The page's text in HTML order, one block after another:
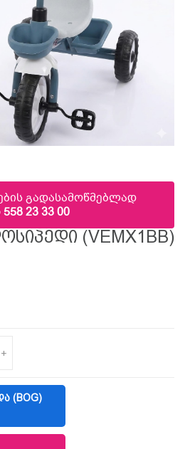
გადასამოწმებლად
558 23 33 00
(VEMX1BB)
+
(BOG)